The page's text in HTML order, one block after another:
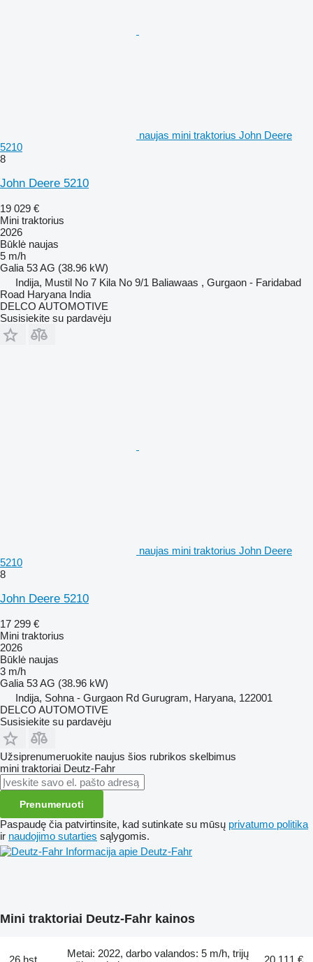
naujas mini traktorius John Deere
5210
8
John Deere 5210
19 029 €
Mini traktorius
2026
Būklė naujas
5 m/h
Galia 53 AG (38.96 kW)
Indija, Mustil No 7 Kila No 9/1 Baliawaas , Gurgaon - Faridabad
Road Haryana India
DELCO AUTOMOTIVE
Susisiekite su pardavėju
naujas mini traktorius John Deere
5210
8
John Deere 5210
17 299 €
Mini traktorius
2026
Būklė naujas
3 m/h
Galia 53 AG (38.96 kW)
Indija, Sohna - Gurgaon Rd Gurugram, Haryana, 122001
DELCO AUTOMOTIVE
Susisiekite su pardavėju
Užsiprenumeruokite naujus šios rubrikos skelbimus
mini traktoriai Deutz-Fahr
Prenumeruoti
Paspaudę čia patvirtinsite, kad sutinkate su mūsų privatumo politika
ir naudojimo sutarties sąlygomis.
Informacija apie Deutz-Fahr
Mini traktoriai Deutz-Fahr kainos
26 hst
Metai: 2022, darbo valandos: 5 m/h, trijų
20 111 €